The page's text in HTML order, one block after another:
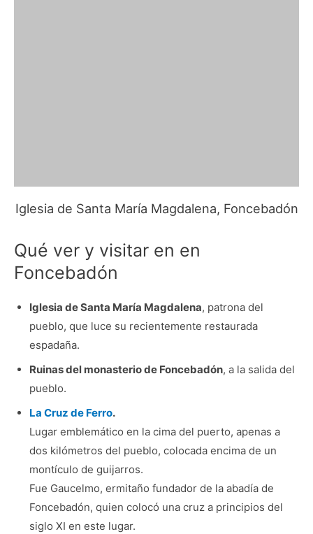
Iglesia de Santa María Magdalena, Foncebadón
Qué ver y visitar en en
Foncebadón
Iglesia de Santa María Magdalena, patrona del
pueblo, que luce su recientemente restaurada
espadaña.
Ruinas del monasterio de Foncebadón, a la salida del
pueblo.
La Cruz de Ferro.
Lugar emblemático en la cima del puerto, apenas a
dos kilómetros del pueblo, colocada encima de un
montículo de guijarros.
Fue Gaucelmo, ermitaño fundador de la abadía de
Foncebadón, quien colocó una cruz a principios del
siglo XI en este lugar.